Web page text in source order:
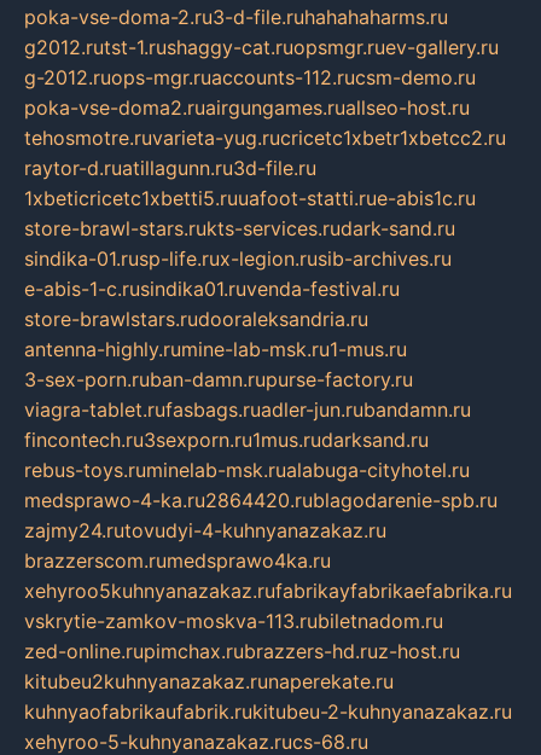
poka-vse-doma-2.ru3-d-file.ruhahahaharms.ru
g2012.rutst-1.rushaggy-cat.ruopsmgr.ruev-gallery.ru
g-2012.ruops-mgr.ruaccounts-112.rucsm-demo.ru
poka-vse-doma2.ruairgungames.ruallseo-host.ru
tehosmotre.ruvarieta-yug.rucricetc1xbetr1xbetcc2.ru
raytor-d.ruatillagunn.ru3d-file.ru
1xbeticricetc1xbetti5.ruuafoot-statti.rue-abis1c.ru
store-brawl-stars.rukts-services.rudark-sand.ru
sindika-01.rusp-life.rux-legion.rusib-archives.ru
e-abis-1-c.rusindika01.ruvenda-festival.ru
store-brawlstars.rudooraleksandria.ru
antenna-highly.rumine-lab-msk.ru1-mus.ru
3-sex-porn.ruban-damn.rupurse-factory.ru
viagra-tablet.rufasbags.ruadler-jun.rubandamn.ru
fincontech.ru3sexporn.ru1mus.rudarksand.ru
rebus-toys.ruminelab-msk.rualabuga-cityhotel.ru
medsprawo-4-ka.ru2864420.rublagodarenie-spb.ru
zajmy24.rutovudyi-4-kuhnyanazakaz.ru
brazzerscom.rumedsprawo4ka.ru
xehyroo5kuhnyanazakaz.rufabrikayfabrikaefabrika.ru
vskrytie-zamkov-moskva-113.rubiletnadom.ru
zed-online.rupimchax.rubrazzers-hd.ruz-host.ru
kitubeu2kuhnyanazakaz.runaperekate.ru
kuhnyaofabrikaufabrik.rukitubeu-2-kuhnyanazakaz.ru
xehyroo-5-kuhnyanazakaz.rucs-68.ru